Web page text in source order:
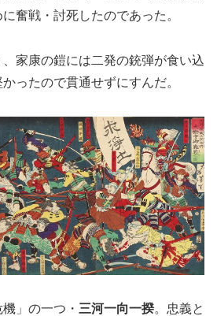
奮戦・討死したのであった。
家康の鎧には二発の銃弾が食い込
ったので貫通せずにすんだ。
」の一つ・ 三河一向一揆。忠義と